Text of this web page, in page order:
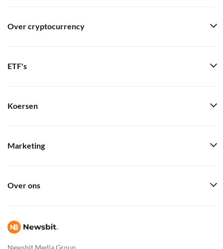
Newsbit Media Group
Over cryptocurrency
ETF's
Koersen
Marketing
Over ons